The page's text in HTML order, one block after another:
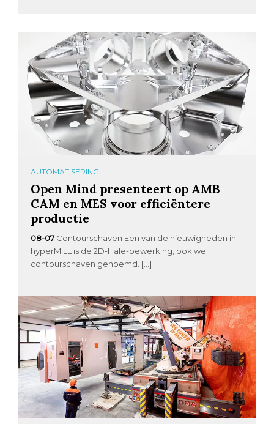
AUTOMATISERING
Open Mind presenteert op AMB
CAM en MES voor efficiëntere
productie
08-07 Contourschaven Een van de nieuwigheden in
hyperMILL is de 2D-Hale-bewerking, ook wel
contourschaven genoemd. […]